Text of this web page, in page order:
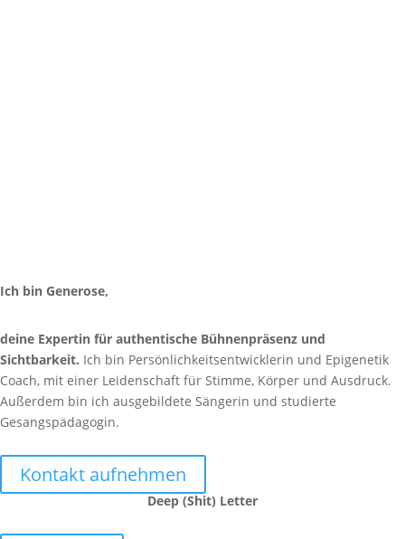
Ich bin Generose,
deine Expertin für authentische Bühnenpräsenz und
Sichtbarkeit. Ich bin Persönlichkeitsentwicklerin und Epigenetik
Coach, mit einer Leidenschaft für Stimme, Körper und Ausdruck.
Außerdem bin ich ausgebildete Sängerin und studierte
Gesangspädagogin.
Kontakt aufnehmen
Deep (Shit) Letter